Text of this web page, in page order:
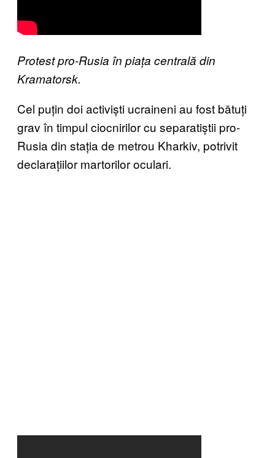
Protest pro-Rusia în piața centrală din
Kramatorsk.
Cel puțin doi activiști ucraineni au fost bătuți
grav în timpul ciocnirilor cu separatiștii pro-
Rusia din stația de metrou Kharkiv, potrivit
declarațiilor martorilor oculari.